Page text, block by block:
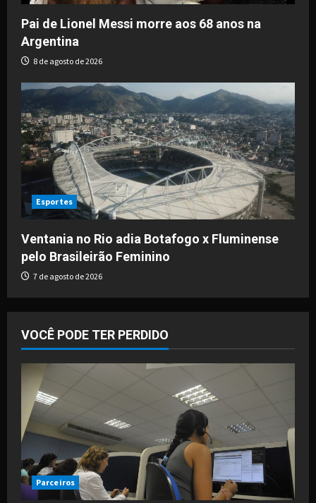
Pai de Lionel Messi morre aos 68 anos na
Argentina
8 de agosto de 2026
Esportes
Ventania no Rio adia Botafogo x Fluminense
pelo Brasileirão Feminino
7 de agosto de 2026
VOCÊ PODE TER PERDIDO
Parceiros